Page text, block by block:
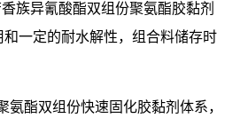
族异氰酸酯双组份聚氨酯胶黏剂
一定的耐水解性，组合料储存时
氨酯双组份快速固化胶黏剂体系，